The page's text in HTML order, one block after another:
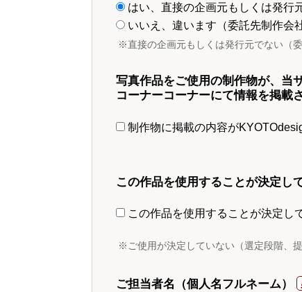
はい、直接の企画元もしくは発行
いいえ、違います（委託先制作会
※直接の企画元もしくは発行元でない（
写真作品をご使用の制作物が、当
コーナーコーナーにて情報を掲載
制作物に掲載の内容が
この作品を使用することが決定し
この作品を使用することが決定し
※ご使用が決定していない（選定段階、
ご担当者名（個人名フルネーム）